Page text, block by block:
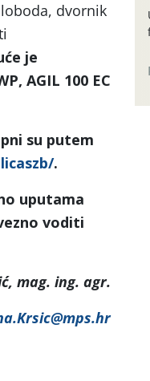
dvornik
je
AGIL 100 EC
su putem
.
uputama
voditi
mag. ing. agr.